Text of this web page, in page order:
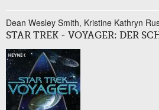
Dean Wesley Smith Kristine Kathryn
STAR TREK - VOYAGER: DER